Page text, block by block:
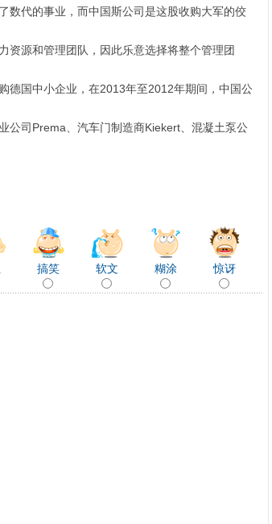
代的事业，而中国斯公司是这股收购大军的佼
源和管理团队，因此乐意选择将整个管理团
国中小企业，在2013年至2012年期间，中国公
司Prema、汽车门制造商Kiekert、混凝土泵公
搞笑 软文 糊涂 惊讶